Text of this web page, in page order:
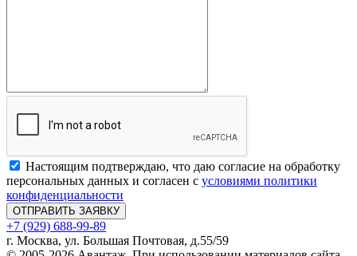
Настоящим подтверждаю, что даю согласие на обработку
персональных данных и согласен с условиями политики
конфиденциальности
ОТПРАВИТЬ ЗАЯВКУ
+7 (929) 688-99-89
г. Москва, ул. Большая Почтовая, д.55/59